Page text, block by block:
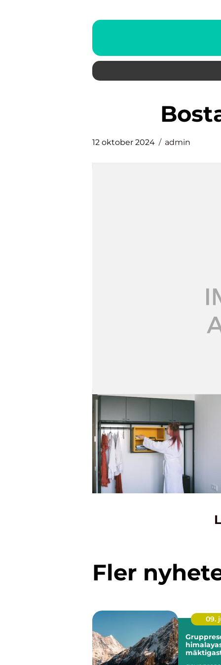
12 oktober 2024 admin
Fler
09.